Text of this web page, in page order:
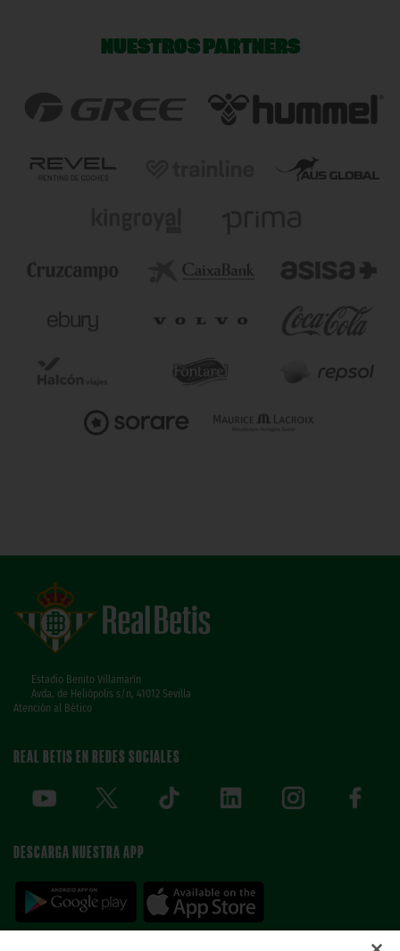
NUESTROS PARTNERS
Estadio Benito Villamarín
Avda. de Heliópolis s/n, 41012 Sevilla
Atención al Bético
REAL BETIS EN REDES SOCIALES
DESCARGA NUESTRA APP